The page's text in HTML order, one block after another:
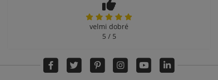
velmi dobré
5 / 5